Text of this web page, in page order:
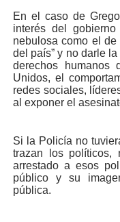
En el caso de
interés del
nebulosa como el de
del país” y no darle
derechos humanos
Unidos, el
redes sociales,
al exponer el
Si la Policía no
trazan los políticos,
arrestado a esos
público y su
pública.